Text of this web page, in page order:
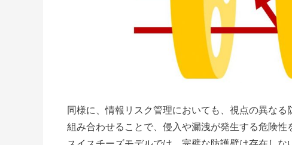
同様に、情報リスク管理においても、視点の異な
組み合わせることで、侵入や漏洩が発生する危険性